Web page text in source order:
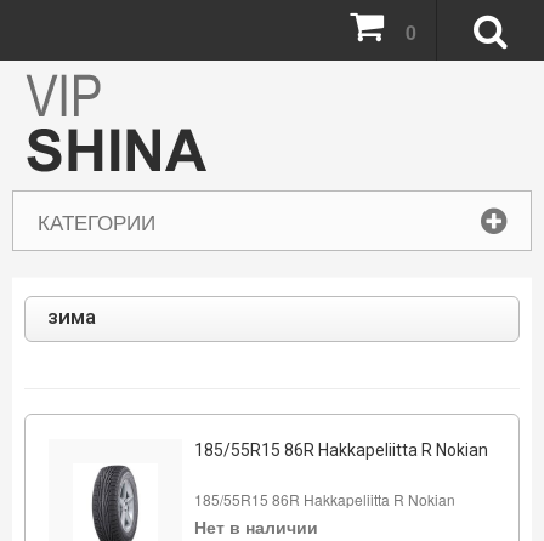
КАТЕГОРИИ
0
зима
185/55R15 86R Hakkapeliitta R Nokian
185/55R15 86R Hakkapeliitta R Nokian
Нет в наличии